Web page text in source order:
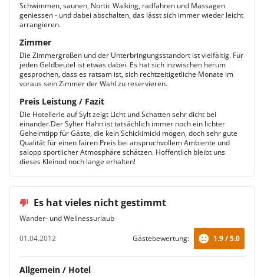
Schwimmen, saunen, Nortic Walking, radfahren und Massagen
geniessen - und dabei abschalten, das lässt sich immer wieder leicht
arrangieren.
Zimmer
Die Zimmergrößen und der Unterbringungsstandort ist vielfältig. Für
jeden Geldbeutel ist etwas dabei. Es hat sich inzwischen herum
gesprochen, dass es ratsam ist, sich rechtzeitigetliche Monate im
voraus sein Zimmer der Wahl zu reservieren.
Preis Leistung / Fazit
Die Hotellerie auf Sylt zeigt Licht und Schatten sehr dicht bei
einander.Der Sylter Hahn ist tatsächlich immer noch ein lichter
Geheimtipp für Gäste, die kein Schickimicki mögen, doch sehr gute
Qualität für einen fairen Preis bei anspruchvollem Ambiente und
salopp sportlicher Atmosphäre schätzen. Hoffentlich bleibt uns
dieses Kleinod noch lange erhalten!
Es hat vieles nicht gestimmt
Wander- und Wellnessurlaub
01.04.2012
Gästebewertung: 1.9 / 5.0
Allgemein / Hotel